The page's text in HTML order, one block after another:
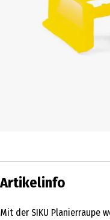
Artikelinfo
Mit der SIKU Planierraupe